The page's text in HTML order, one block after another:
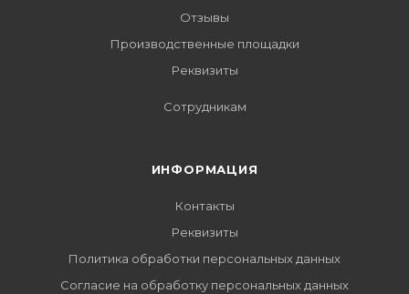
Отзывы
Производственные площадки
Реквизиты
Сотрудникам
ИНФОРМАЦИЯ
Контакты
Реквизиты
Политика обработки персональных данных
Согласие на обработку персональных данных